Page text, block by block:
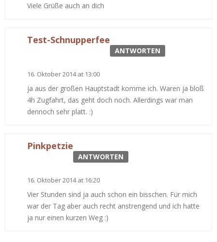
Viele Grüße auch an dich
Test-Schnupperfee
ANTWORTEN
16. Oktober 2014 at 13:00
ja aus der großen Hauptstadt komme ich. Waren ja bloß
4h Zugfahrt, das geht doch noch. Allerdings war man
dennoch sehr platt. :)
Pinkpetzie
ANTWORTEN
16. Oktober 2014 at 16:20
Vier Stunden sind ja auch schon ein bisschen. Für mich
war der Tag aber auch recht anstrengend und ich hatte
ja nur einen kurzen Weg :)